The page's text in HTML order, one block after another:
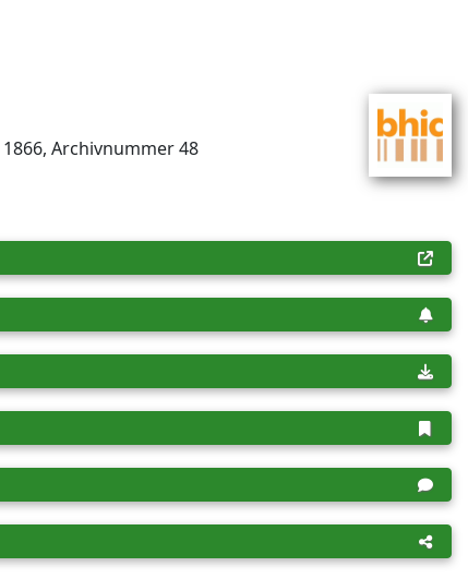
Archiv­nummer 48